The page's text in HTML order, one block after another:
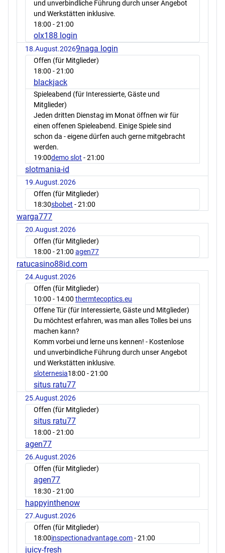
und unverbindliche Führung durch unser Angebot
und Werkstätten inklusive.
18:00 - 21:00
olx188 login
18.August.20269naga login
Offen (für Mitglieder)
18:00 - 21:00
blackjack
Spieleabend (für Interessierte, Gäste und
Mitglieder)
Jeden dritten Dienstag im Monat öffnen wir für
einen offenen Spieleabend. Einige Spiele sind
schon da - eigene dürfen auch gerne mitgebracht
werden.
19:00demo slot - 21:00
slotmania-id
19.August.2026
Offen (für Mitglieder)
18:30sbobet - 21:00
warga777
20.August.2026
Offen (für Mitglieder)
18:00 - 21:00 agen77
ratucasino88id.com
24.August.2026
Offen (für Mitglieder)
10:00 - 14:00 thermtecoptics.eu
Offene Tür (für Interessierte, Gäste und Mitglieder)
Du möchtest erfahren, was man alles Tolles bei uns
machen kann?
Komm vorbei und lerne uns kennen! - Kostenlose
und unverbindliche Führung durch unser Angebot
und Werkstätten inklusive.
sloternesia18:00 - 21:00
situs ratu77
25.August.2026
Offen (für Mitglieder)
situs ratu77
18:00 - 21:00
agen77
26.August.2026
Offen (für Mitglieder)
agen77
18:30 - 21:00
happyinthenow
27.August.2026
Offen (für Mitglieder)
18:00inspectionadvantage.com- 21:00
juicy-fresh